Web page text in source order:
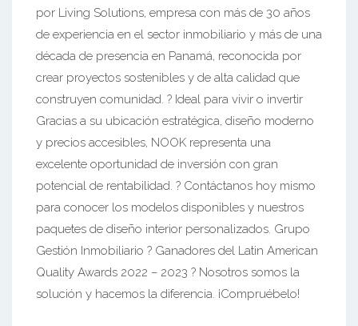
por Living Solutions, empresa con más de 30 años
de experiencia en el sector inmobiliario y más de una
década de presencia en Panamá, reconocida por
crear proyectos sostenibles y de alta calidad que
construyen comunidad. ? Ideal para vivir o invertir
Gracias a su ubicación estratégica, diseño moderno
y precios accesibles, NOOK representa una
excelente oportunidad de inversión con gran
potencial de rentabilidad. ? Contáctanos hoy mismo
para conocer los modelos disponibles y nuestros
paquetes de diseño interior personalizados. Grupo
Gestión Inmobiliario ? Ganadores del Latin American
Quality Awards 2022 – 2023 ? Nosotros somos la
solución y hacemos la diferencia. ¡Compruébelo!